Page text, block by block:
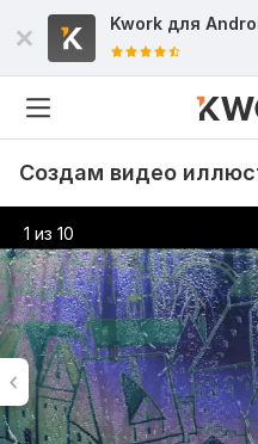
Kwork для
Создам видео
1 из 10